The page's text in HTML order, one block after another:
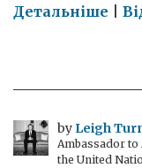
Детальніше on
by Leigh
Ambassador to
the United